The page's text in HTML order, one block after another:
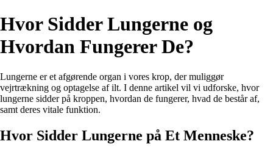
Hvor Sidder Lungerne og
Hvordan Fungerer De?
Lungerne er et afgørende organ i vores krop, der muliggør
vejrtrækning og optagelse af ilt. I denne artikel vil vi udforske, hvor
lungerne sidder på kroppen, hvordan de fungerer, hvad de består af,
samt deres vitale funktion.
Hvor Sidder Lungerne på Et Menneske?